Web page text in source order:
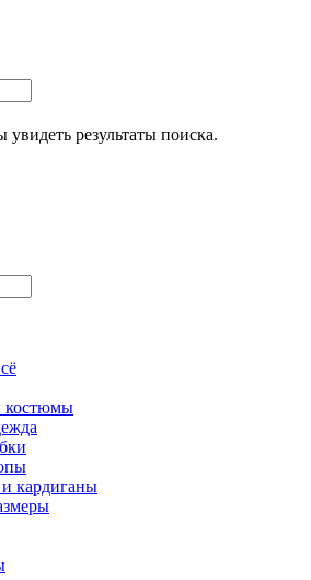
результаты поиска.
костюмы
кардиганы